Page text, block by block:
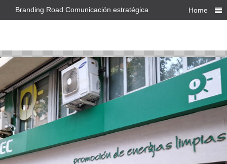
Branding Road Comunicación estratégica Home